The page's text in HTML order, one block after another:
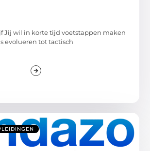
Jij wil in korte tijd voetstappen maken
evolueren tot tactisch